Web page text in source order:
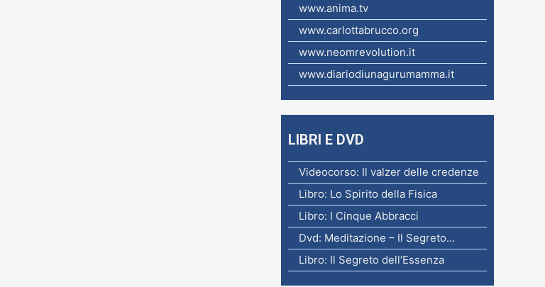
www.anima.tv
www.carlottabrucco.org
www.neomrevolution.it
www.diariodiunagurumamma.it
LIBRI E DVD
Videocorso: Il valzer delle credenze
Libro: Lo Spirito della Fisica
Libro: I Cinque Abbracci
Dvd: Meditazione – Il Segreto…
Libro: Il Segreto dell’Essenza